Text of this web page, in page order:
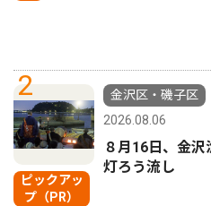
2
ピックアッ
プ（PR）
金沢区・磯子区
2026.08.06
８月16日、金
灯ろう流し